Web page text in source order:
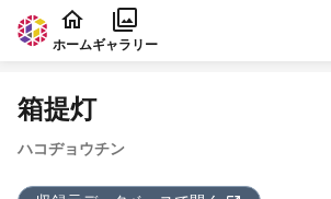
本文に飛ぶ
ホームギャラリー
箱提灯
ハコヂョウチン